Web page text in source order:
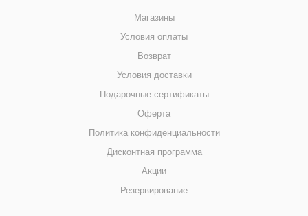
Магазины
Условия оплаты
Возврат
Условия доставки
Подарочные сертификаты
Оферта
Политика конфиденциальности
Дисконтная программа
Акции
Резервирование